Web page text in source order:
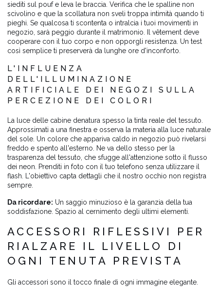
siediti sul pouf e leva le braccia. Verifica che le spalline non
scivolino e que la scollatura non sveli troppa intimità quando ti
pieghi. Se qualcosa ti scontenta o intralcia i tuoi movimenti in
negozio, sarà peggio durante il matrimonio. Il vêtement deve
cooperare con il tuo corpo e non opporgli resistenza. Un test
così semplice ti preserverà da lunghe ore d'inconforto.
L'INFLUENZA
DELL'ILLUMINAZIONE
ARTIFICIALE DEI NEGOZI SULLA
PERCEZIONE DEI COLORI
La luce delle cabine denatura spesso la tinta reale del tessuto.
Approssimati a una finestra e osserva la materia alla luce naturale
del sole. Un colore che appariva caldo in negozio può rivelarsi
freddo e spento all'esterno. Ne va dello stesso per la
trasparenza del tessuto, che sfugge all'attenzione sotto il flusso
dei neon. Prenditi in foto con il tuo telefono senza utilizzare il
flash. L'obiettivo capta dettagli che il nostro occhio non registra
sempre.
Da ricordare: Un saggio minuzioso è la garanzia della tua
soddisfazione. Spazio al cernimento degli ultimi elementi.
ACCESSORI RIFLESSIVI PER
RIALZARE IL LIVELLO DI
OGNI TENUTA PREVISTA
Gli accessori sono il tocco finale di ogni immagine elegante.